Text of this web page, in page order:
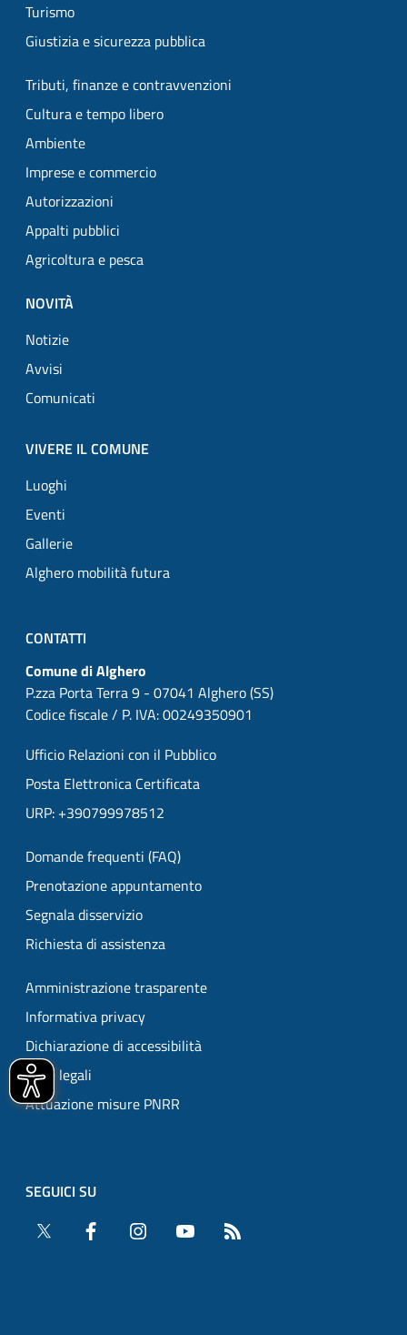
Turismo
Giustizia e sicurezza pubblica
Tributi, finanze e contravvenzioni
Cultura e tempo libero
Ambiente
Imprese e commercio
Autorizzazioni
Appalti pubblici
Agricoltura e pesca
NOVITÀ
Notizie
Avvisi
Comunicati
VIVERE IL COMUNE
Luoghi
Eventi
Gallerie
Alghero mobilità futura
CONTATTI
Comune di Alghero
P.zza Porta Terra 9 - 07041 Alghero (SS)
Codice fiscale / P. IVA: 00249350901
Ufficio Relazioni con il Pubblico
Posta Elettronica Certificata
URP: +390799978512
Domande frequenti (FAQ)
Prenotazione appuntamento
Segnala disservizio
Richiesta di assistenza
Amministrazione trasparente
Informativa privacy
Dichiarazione di accessibilità
Note legali
Attuazione misure PNRR
SEGUICI SU
Twitter
Facebook Instagram YouTube